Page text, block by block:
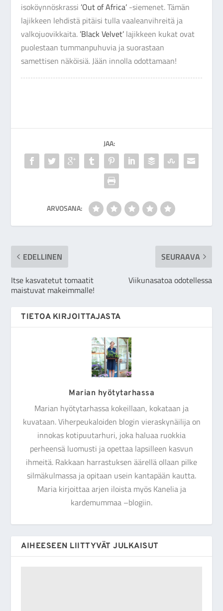
isoköynnöskrassi ’Out of Africa’ -siemenet. Tämän
lajikkeen lehdistä pitäisi tulla vaaleanvihreitä ja
valkojuovikkaita. ’Black Velvet’ lajikkeen kukat ovat
puolestaan tummanpuhuvia ja suorastaan
samettisen näköisiä. Jään innolla odottamaan!
JAA:
ARVOSANA:
EDELLINEN
Itse kasvatetut tomaatit
maistuvat makeimmalle!
SEURAAVA
Viikunasatoa odotellessa
TIETOA KIRJOITTAJASTA
Marian hyötytarhassa
Marian hyötytarhassa kokeillaan, kokataan ja
kuvataan. Viherpeukaloiden blogin vieraskynäilija on
innokas kotipuutarhuri, joka haluaa ruokkia
perheensä luomusti ja opettaa lapsilleen kasvun
ihmeitä. Rakkaan harrastuksen äärellä ollaan pilke
silmäkulmassa ja opitaan usein kantapään kautta.
Maria kirjoittaa arjen iloista myös Kanelia ja
kardemummaa –blogiin.
AIHEESEEN LIITTYVÄT JULKAISUT